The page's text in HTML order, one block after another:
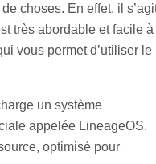
choses. En effet, il
très abordable et facile à
vous permet d’utiliser le
un système
appelée LineageOS.
optimisé pour